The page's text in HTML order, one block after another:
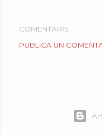
COMENTARIS
PUBLICA UN